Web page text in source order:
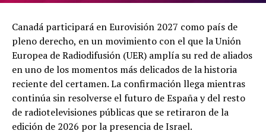
Canadá participará en Eurovisión 2027 como país de
pleno derecho, en un movimiento con el que la Unión
Europea de Radiodifusión (UER) amplía su red de aliados
en uno de los momentos más delicados de la historia
reciente del certamen. La confirmación llega mientras
continúa sin resolverse el futuro de España y del resto
de radiotelevisiones públicas que se retiraron de la
edición de 2026 por la presencia de Israel.